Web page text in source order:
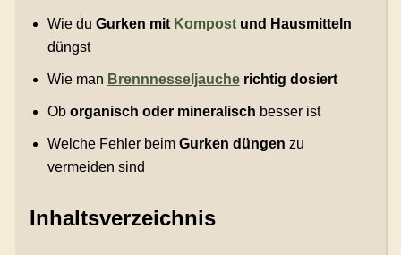
Wie du Gurken mit Kompostund Hausmitteln
düngst
Wie man Brennnesseljaucherichtig dosiert
Ob organisch oder mineralisch besser ist
Welche Fehler beim Gurken düngen zu
vermeiden sind
Inhaltsverzeichnis